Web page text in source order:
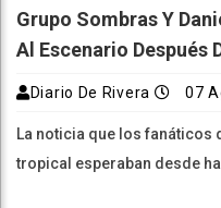
Grupo Sombras Y
Al Escenario Después
Diario De Rivera 07
La noticia que los fanáticos
tropical esperaban desde